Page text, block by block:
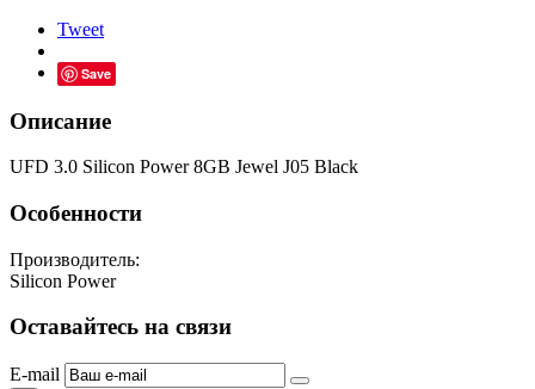
Tweet
Save
Описание
UFD 3.0 Silicon Power 8GB Jewel J05 Black
Особенности
Производитель:
Silicon Power
Оставайтесь на связи
E-mail